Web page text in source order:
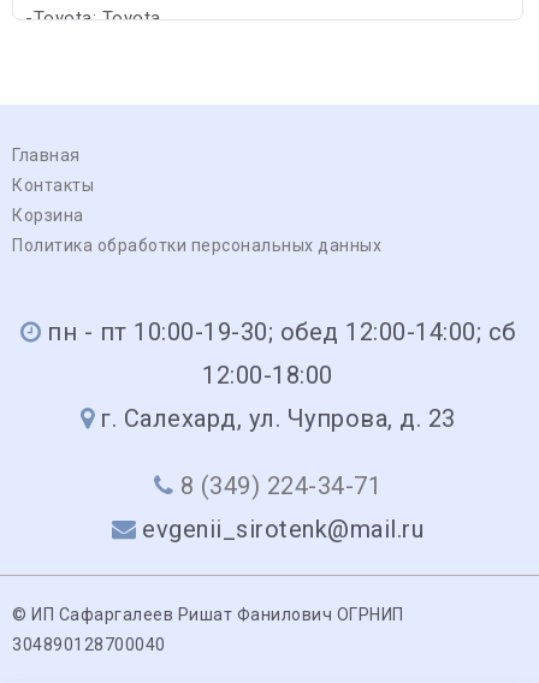
-Toyota: Toyota
Главная
Контакты
Корзина
Политика обработки персональных данных
пн - пт 10:00-19-30; обед 12:00-14:00; сб
12:00-18:00
г. Салехард, ул. Чупрова, д. 23
8 (349) 224-34-71
evgenii_sirotenk@mail.ru
© ИП Сафаргалеев Ришат Фанилович ОГРНИП
304890128700040